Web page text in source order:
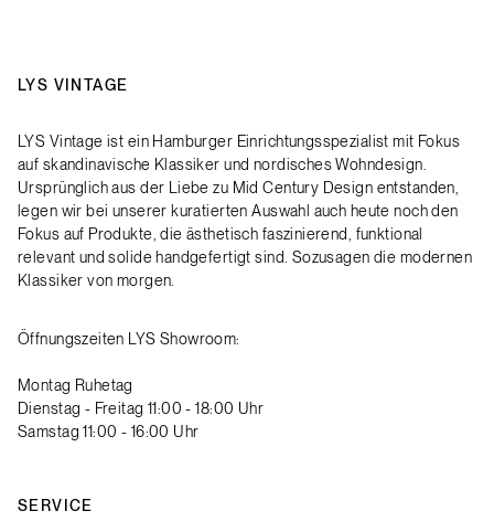
LYS VINTAGE
LYS Vintage ist ein Hamburger Einrichtungsspezialist mit Fokus
auf skandinavische Klassiker und nordisches Wohndesign.
Ursprünglich aus der Liebe zu Mid Century Design entstanden,
legen wir bei unserer kuratierten Auswahl auch heute noch den
Fokus auf Produkte, die ästhetisch faszinierend, funktional
relevant und solide handgefertigt sind. Sozusagen die modernen
Klassiker von morgen.
Öffnungszeiten LYS Showroom:
Montag Ruhetag
Dienstag - Freitag 11:00 - 18:00 Uhr
Samstag 11:00 - 16:00 Uhr
SERVICE